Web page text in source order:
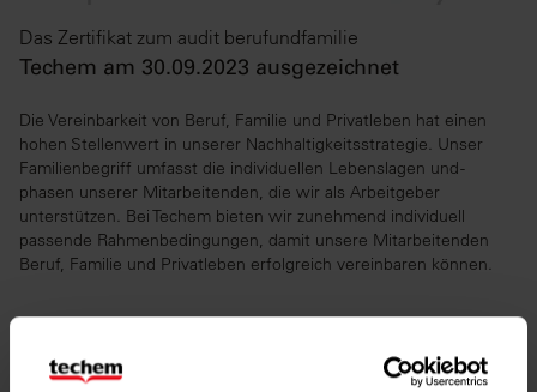
Das Zertifikat zum audit berufundfamilie
Techem am 30.09.2023 ausgezeichnet
Die Vereinbarkeit von Beruf, Familie und Privatleben hat einen
hohen Stellenwert in unserer Nachhaltigkeitsstrategie. Unser
Familienbegriff umfasst die individuellen Lebenslagen und -
phasen unserer Mitarbeitenden, die wir als Arbeitgeber
unterstützen. Bei Techem bieten wir zunehmend individuell
passende Rahmenbedingungen, damit unsere Mitarbeitenden
Beruf, Familie und Privatleben erfolgreich vereinbaren können.